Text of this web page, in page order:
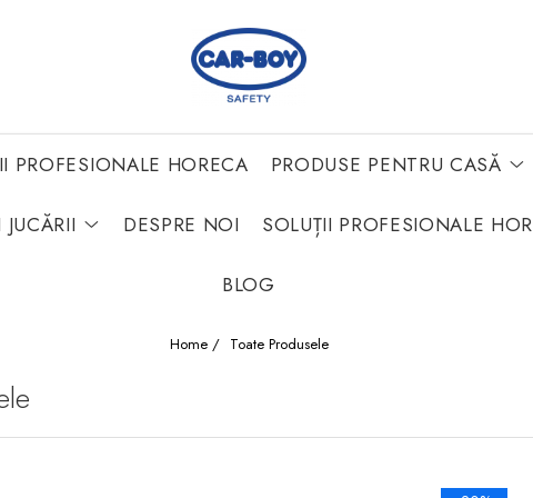
PROFESIONALE HORECA PRODUSE PENTRU CASĂ
JUCĂRII DESPRE NOI SOLUȚII PROFESIONALE
BLOG
Home / Toate Produsele